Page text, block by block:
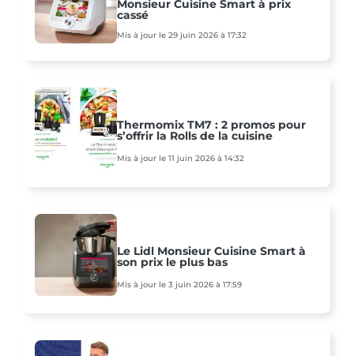
Monsieur Cuisine Smart à prix
cassé
Mis à jour le 29 juin 2026 à 17:32
Thermomix TM7 : 2 promos pour
s’offrir la Rolls de la cuisine
Mis à jour le 11 juin 2026 à 14:32
Le Lidl Monsieur Cuisine Smart à
son prix le plus bas
Mis à jour le 3 juin 2026 à 17:59